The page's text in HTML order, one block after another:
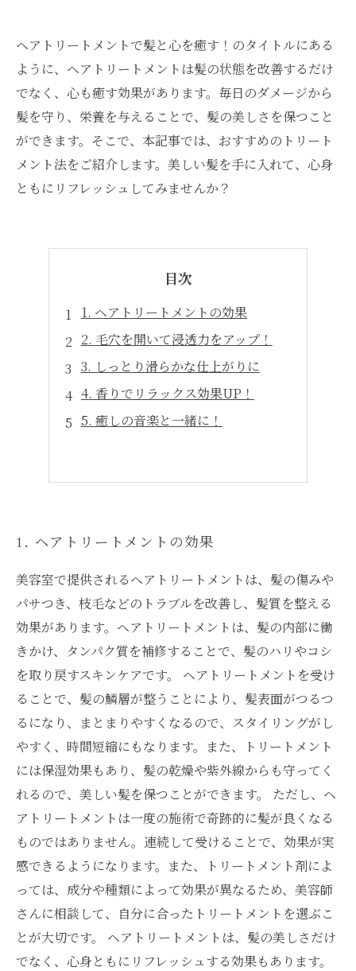
ヘアトリートメントで髪と心を癒す！のタイトルにある
ように、ヘアトリートメントは髪の状態を改善するだけ
でなく、心も癒す効果があります。毎日のダメージから
髪を守り、栄養を与えることで、髪の美しさを保つこと
ができます。そこで、本記事では、おすすめのトリート
メント法をご紹介します。美しい髪を手に入れて、心身
ともにリフレッシュしてみませんか？
目次
1. ヘアトリートメントの効果
2. 毛穴を開いて浸透力をアップ！
3. しっとり滑らかな仕上がりに
4. 香りでリラックス効果UP！
5. 癒しの音楽と一緒に！
1. ヘアトリートメントの効果
美容室で提供されるヘアトリートメントは、髪の傷みや
パサつき、枝毛などのトラブルを改善し、髪質を整える
効果があります。ヘアトリートメントは、髪の内部に働
きかけ、タンパク質を補修することで、髪のハリやコシ
を取り戻すスキンケアです。 ヘアトリートメントを受け
ることで、髪の鱗層が整うことにより、髪表面がつるつ
るになり、まとまりやすくなるので、スタイリングがし
やすく、時間短縮にもなります。また、トリートメント
には保湿効果もあり、髪の乾燥や紫外線からも守ってく
れるので、美しい髪を保つことができます。 ただし、ヘ
アトリートメントは一度の施術で奇跡的に髪が良くなる
ものではありません。連続して受けることで、効果が実
感できるようになります。また、トリートメント剤によ
っては、成分や種類によって効果が異なるため、美容師
さんに相談して、自分に合ったトリートメントを選ぶこ
とが大切です。 ヘアトリートメントは、髪の美しさだけ
でなく、心身ともにリフレッシュする効果もあります。